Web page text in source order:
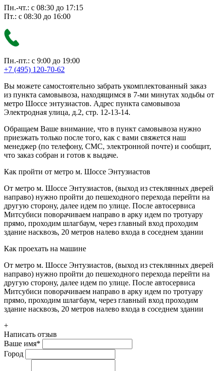
Пн.-чт.: с 08:30 до 17:15
Пт.: с 08:30 до 16:00
Пн.-пт.: с 9:00 до 19:00
+7 (495) 120-70-62
Вы можете самостоятельно забрать укомплектованный заказ
из пункта самовывоза, находящимся в 7-ми минутах ходьбы от
метро Шоссе энтузиастов. Адрес пункта самовывоза
Электродная улица, д.2, стр. 12-13-14.
Обращаем Ваше внимание, что в пункт самовывоза нужно
приезжать только после того, как с вами свяжется наш
менеджер (по телефону, СМС, электронной почте) и сообщит,
что заказ собран и готов к выдаче.
Как пройти от метро м. Шоссе Энтузиастов
От метро м. Шоссе Энтузиастов, (выход из стеклянных дверей
направо) нужно пройти до пешеходного перехода перейти на
другую сторону, далее идем по улице. После автосервиса
Митсубиси поворачиваем направо в арку идем по тротуару
прямо, проходим шлагбаум, через главный вход проходим
здание насквозь, 20 метров налево входа в соседнем здании
Как проехать на машине
От метро м. Шоссе Энтузиастов, (выход из стеклянных дверей
направо) нужно пройти до пешеходного перехода перейти на
другую сторону, далее идем по улице. После автосервиса
Митсубиси поворачиваем направо в арку идем по тротуару
прямо, проходим шлагбаум, через главный вход проходим
здание насквозь, 20 метров налево входа в соседнем здании
+
Написать отзыв
Ваше имя*
Город